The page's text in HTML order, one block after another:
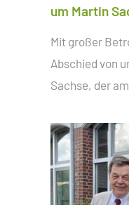
um Martin
Mit großer
Abschied von
Sachse, der